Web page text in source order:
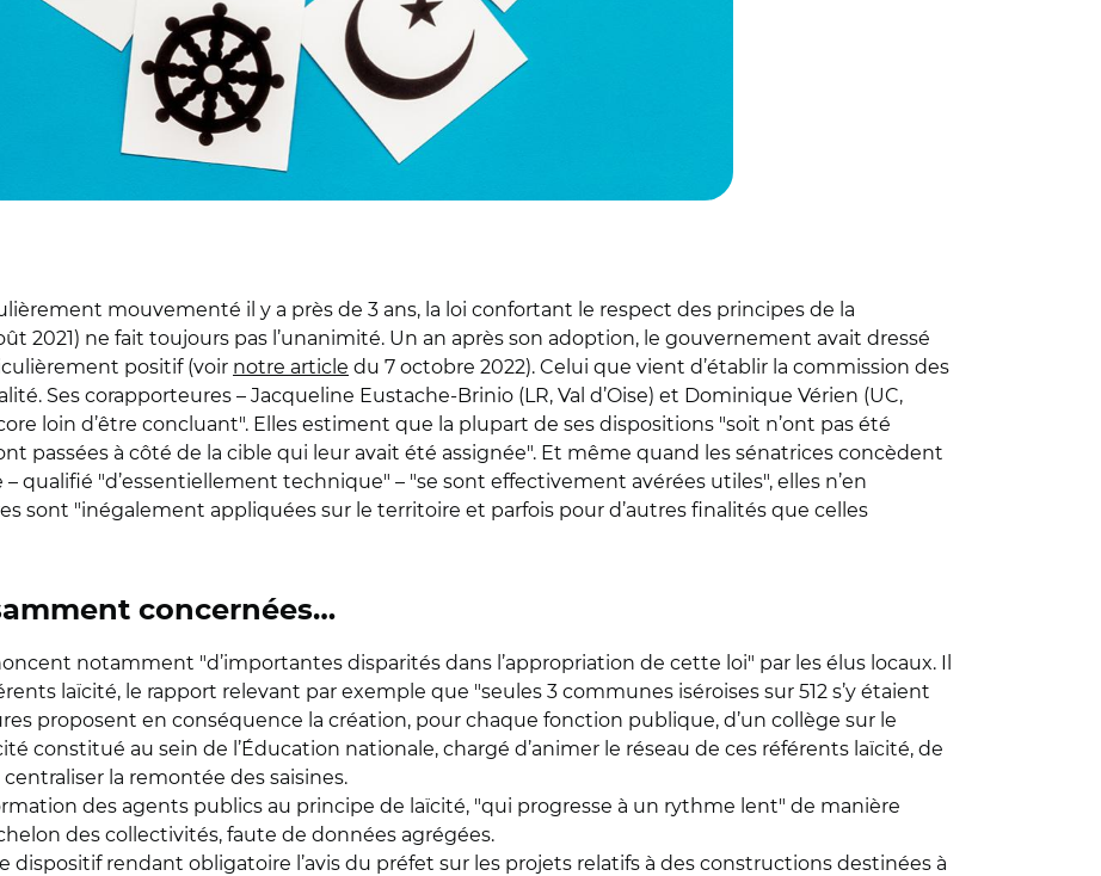
mouvementé il y a près de 3 ans, la loi confortant le respect des principes de la
2021) ne fait toujours pas l’unanimité. Un an après son adoption, le gouvernement avait dressé
positif (voir notre article du 7 octobre 2022). Celui que vient d’établir la commission des
Ses corapporteures – Jacqueline Eustache-Brinio (LR, Val d’Oise) et Dominique Vérien (UC,
loin d’être concluant". Elles estiment que la plupart de ses dispositions "soit n’ont pas été
passées à côté de la cible qui leur avait été assignée". Et même quand les sénatrices concèdent
qualifié "d’essentiellement technique" – "se sont effectivement avérées utiles", elles n’en
sont "inégalement appliquées sur le territoire et parfois pour d’autres finalités que celles
concernées…
notamment "d’importantes disparités dans l’appropriation de cette loi" par les élus locaux. Il
laïcité, le rapport relevant par exemple que "seules 3 communes iséroises sur 512 s’y étaient
proposent en conséquence la création, pour chaque fonction publique, d’un collège sur le
constitué au sein de l’Éducation nationale, chargé d’animer le réseau de ces référents laïcité, de
la remontée des saisines.
des agents publics au principe de laïcité, "qui progresse à un rythme lent" de manière
des collectivités, faute de données agrégées.
rendant obligatoire l’avis du préfet sur les projets relatifs à des constructions destinées à